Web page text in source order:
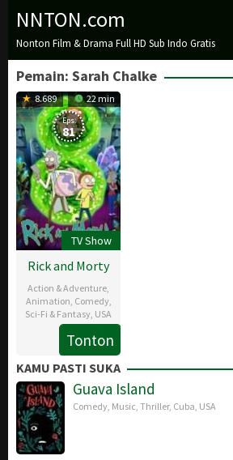
Loncat
konten
NNTON.com
Nonton Film & Drama Full HD Sub Indo Gratis
Pemain: Sarah Chalke
8.689 22 min
Eps:
81
TV Show
Rick and Morty
Action & Adventure
Animation Comedy,
Sci-Fi & Fantasy USA
2
Dec
2013
Dan
Harmon
Tonton
KAMU PASTI SUKA
Guava Island
Comedy Music Thriller, Cuba USA